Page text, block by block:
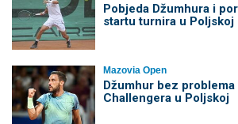
Pobjeda Džumhura i
startu turnira u Poljskoj
Mazovia Open
Džumhur bez
Challengera u Poljskoj